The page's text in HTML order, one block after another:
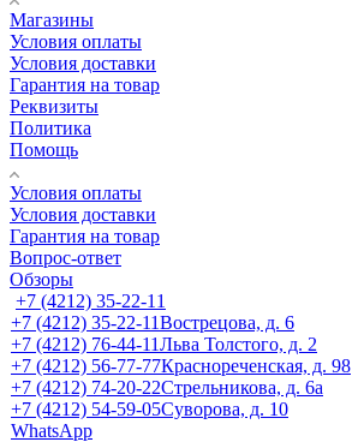
Магазины
Условия оплаты
Условия доставки
Гарантия на товар
Реквизиты
Политика
Помощь
Условия оплаты
Условия доставки
Гарантия на товар
Вопрос-ответ
Обзоры
+7 (4212) 35-22-11
+7 (4212) 35-22-11Вострецова, д. 6
+7 (4212) 76-44-11Льва Толстого, д. 2
+7 (4212) 56-77-77Краснореченская, д. 98
+7 (4212) 74-20-22Стрельникова, д. 6а
+7 (4212) 54-59-05Суворова, д. 10
WhatsApp